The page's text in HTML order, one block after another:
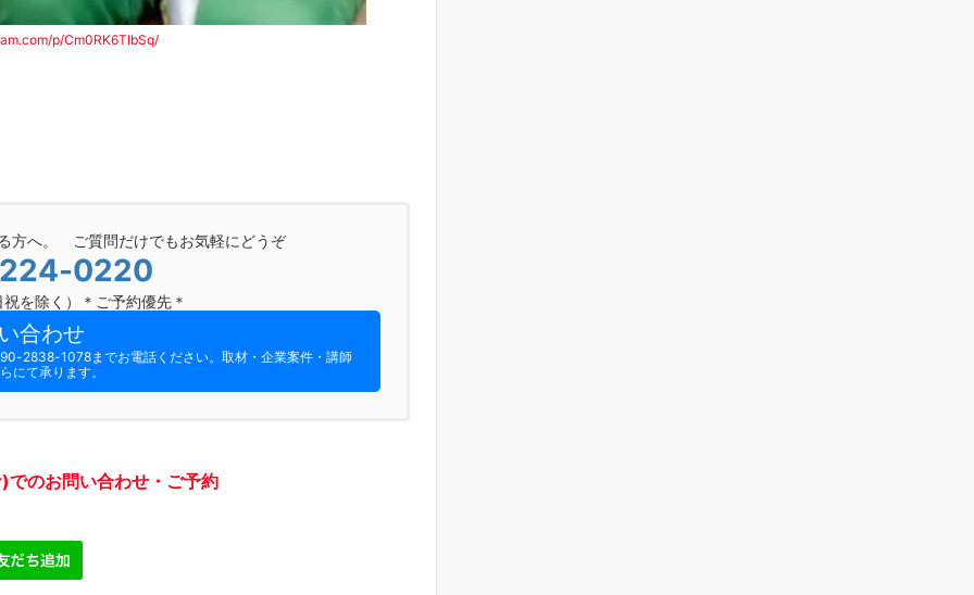
p/Cm0RK6TIbSq/
方へ。 ご質問だけでもお気軽にどうぞ
0220
を除く）＊ご予約優先＊
合わせ
2838-1078までお電話ください。​取材・企業案件・講師
にて承ります。
のお問い合わせ・ご予約